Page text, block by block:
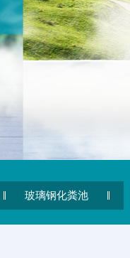
玻璃钢化粪池